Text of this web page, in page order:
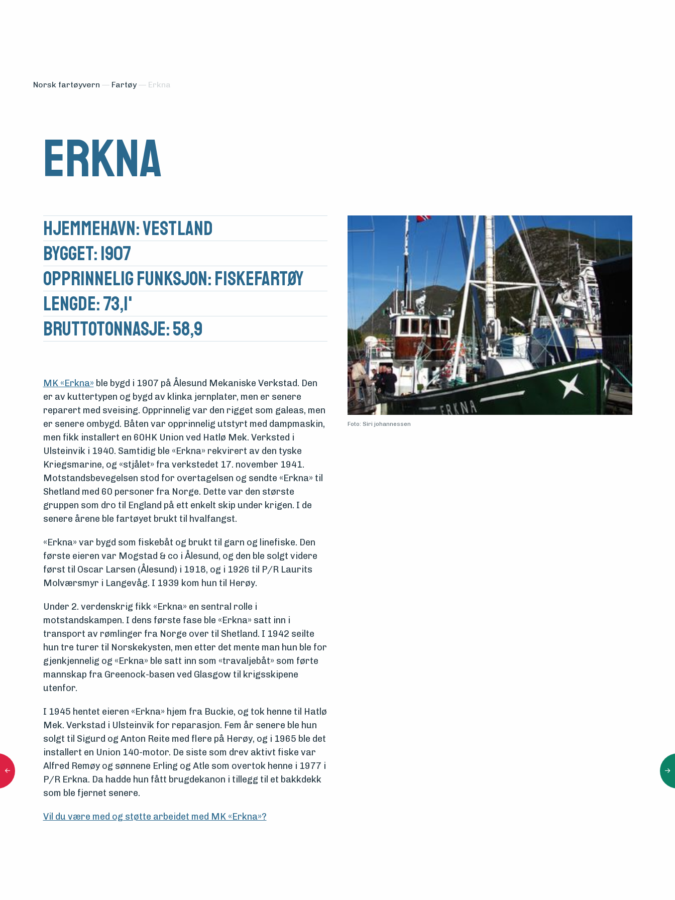
Medlemsfartøy
Søk
midler
Vern,
vedlikehold
drift
foreningen
Aktuelt
Arrangementer
Norsk fartøyvern — Fartøy — Erkna
Erkna
Hjemmehavn: Vestland
Bygget: 1907
Opprinnelig funksjon: Fiskefartøy
Lengde: 73,1'
Brutto­tonnasje: 58,9
MK «Erkna»ble bygd i 1907 på Ålesund Mekaniske Verkstad. Den
er av kuttertypen og bygd av klinka jernplater, men er senere
reparert med sveising. Opprinnelig var den rigget som galeas, men
er senere ombygd. Båten var opprinnelig utstyrt med dampmaskin,
men fikk installert en 60HK Union ved Hatlø Mek. Verksted i
Ulsteinvik i 1940. Samtidig ble «Erkna» rekvirert av den tyske
Kriegsmarine, og «stjålet» fra verkstedet 17. november 1941.
Motstandsbevegelsen stod for overtagelsen og sendte «Erkna» til
Shetland med 60 personer fra Norge. Dette var den største
gruppen som dro til England på ett enkelt skip under krigen. I de
senere årene ble fartøyet brukt til hvalfangst.
«Erkna» var bygd som fiskebåt og brukt til garn og linefiske. Den
første eieren var Mogstad & co i Ålesund, og den ble solgt videre
først til Oscar Larsen (Ålesund) i 1918, og i 1926 til P/R Laurits
Molværsmyr i Langevåg. I 1939 kom hun til Herøy.
Under 2. verdenskrig fikk «Erkna» en sentral rolle i
motstandskampen. I dens første fase ble «Erkna» satt inn i
transport av rømlinger fra Norge over til Shetland. I 1942 seilte
hun tre turer til Norskekysten, men etter det mente man hun ble for
gjenkjennelig og «Erkna» ble satt inn som «travaljebåt» som førte
mannskap fra Greenock-basen ved Glasgow til krigsskipene
utenfor.
I 1945 hentet eieren «Erkna» hjem fra Buckie, og tok henne til Hatlø
Mek. Verkstad i Ulsteinvik for reparasjon. Fem år senere ble hun
solgt til Sigurd og Anton Reite med flere på Herøy, og i 1965 ble det
installert en Union 140-motor. De siste som drev aktivt fiske var
Alfred Remøy og sønnene Erling og Atle som overtok henne i 1977 i
P/R Erkna. Da hadde hun fått brugdekanon i tillegg til et bakkdekk
som ble fjernet senere.
Vil du være med og støtte arbeidet med MK «Erkna»?
Foto: Siri johannessen